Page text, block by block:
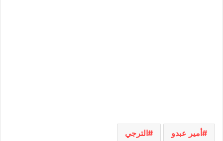
أمير عبدو الترجي